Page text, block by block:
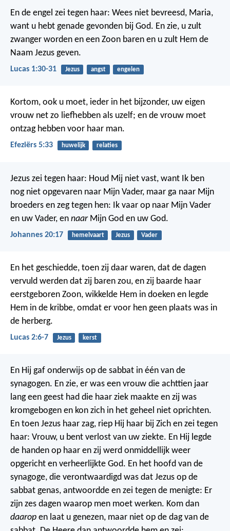
En de engel zei tegen haar: Wees niet bevreesd, Maria,
want u hebt genade gevonden bij God. En zie, u zult
zwanger worden en een Zoon baren en u zult Hem de
Naam Jezus geven.
Lucas 1:30-31 Jezus angst engelen
Kortom, ook u moet, ieder in het bijzonder, uw eigen
vrouw net zo liefhebben als uzelf; en de vrouw moet
ontzag hebben voor haar man.
Efeziërs 5:33 huwelijk relaties
Jezus zei tegen haar: Houd Mij niet vast, want Ik ben
nog niet opgevaren naar Mijn Vader, maar ga naar Mijn
broeders en zeg tegen hen: Ik vaar op naar Mijn Vader
en uw Vader, en naarMijn God en uw God.
Johannes 20:17 hemelvaart Jezus Vader
En het geschiedde, toen zij daar waren, dat de dagen
vervuld werden dat zij baren zou, en zij baarde haar
eerstgeboren Zoon, wikkelde Hem in doeken en legde
Hem in de kribbe, omdat er voor hen geen plaats was in
de herberg.
Lucas 2:6-7 Jezus kerst
En Hij gaf onderwijs op de sabbat in één van de
synagogen. En zie, er was een vrouw die achttien jaar
lang een geest had die haar ziek maakte en zij was
kromgebogen en kon zich in het geheel niet oprichten.
En toen Jezus haar zag, riep Hij haar bij Zich en zei tegen
haar: Vrouw, u bent verlost van uw ziekte. En Hij legde
de handen op haar en zij werd onmiddellijk weer
opgericht en verheerlijkte God. En het hoofd van de
synagoge, die verontwaardigd was dat Jezus op de
sabbat genas, antwoordde en zei tegen de menigte: Er
zijn zes dagen waarop men moet werken. Kom dan
daarop en laat u genezen, maar niet op de dag van de